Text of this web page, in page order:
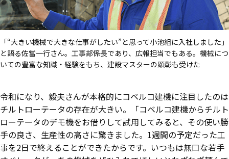
「“大きい機械で大きな仕事がしたい”と思って小池組に入社しました」
と語る佐當一行さん。工事部係長であり、広報担当でもある。機械につ
いての豊富な知識・経験をもち、建設マスターの顕彰も受けた
令和になり、毅夫さんが本格的にコベルコ建機に注目したのは
チルトローテータの存在が大きい。「コベルコ建機からチルト
ローテータのデモ機をお借りして試用してみると、その使い勝
手の良さ、生産性の高さに驚きました。1週間の予定だった工
事を2日で終えることができたからです。いつもは無口な若手